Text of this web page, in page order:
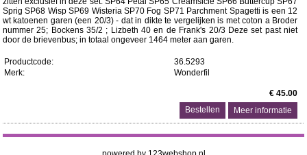
Sprig SP68 Wisp SP69 Wisteria SP70 Fog SP71 Parchment Spagetti is een 12
wt katoenen garen (een 20/3) - dat in dikte te vergelijken is met coton a Broder
nummer 25; Bockens 35/2 ; Lizbeth 40 en de Frank's 20/3 Deze set past niet
door de brievenbus; in totaal ongeveer 1464 meter aan garen.
Productcode:
36.5293
Merk:
Wonderfil
€ 45.00
Meer informatie